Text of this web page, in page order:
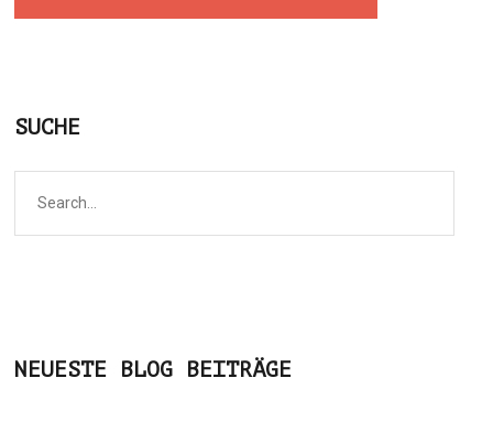
SUCHE
NEUESTE BLOG BEITRÄGE